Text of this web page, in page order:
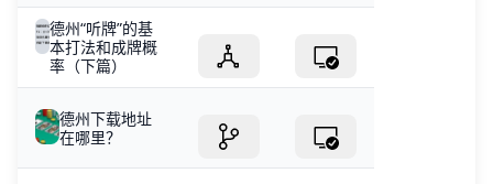
德州“听牌”的基
本打法和成牌概
率（下篇）
德州下载地址
在哪里？